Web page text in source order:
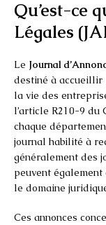
Qu’est-ce
Légales
Le Journal
destiné à accueillir
la vie des
l’article R210-9 du
chaque
journal habilité à
généralement des
peuvent
le domaine
Ces annonces